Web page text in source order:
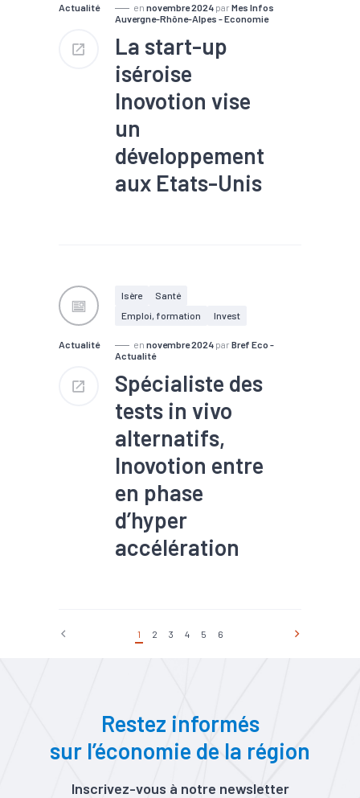
groupe
investir
usine
diversifier
Actualité en novembre 2024 par Mes Infos
Auvergne-Rhône-Alpes - Economie
La start-up
iséroise
Inovotion vise
un
développement
aux Etats-Unis
Actualité
Isère
Santé
Emploi, formation
Invest
en novembre 2024 par Bref Eco -
Actualité
Spécialiste des
tests in vivo
alternatifs,
Inovotion entre
en phase
d’hyper
accélération
1 2 3 4 5 6
Restez informés
sur l’économie de la région
Inscrivez-vous à notre newsletter